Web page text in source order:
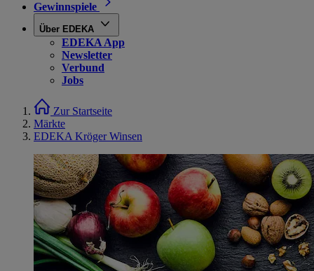
Gewinnspiele
Über EDEKA
EDEKA App
Newsletter
Verbund
Jobs
Zur Startseite
Märkte
EDEKA Kröger Winsen